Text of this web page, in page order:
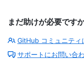
まだ助けが必要です
GitHub コミュニティ
サポートにお問い合